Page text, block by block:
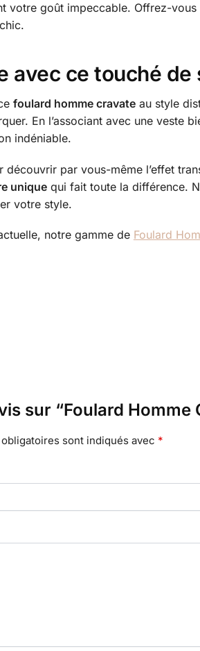
votre goût impeccable. Offrez-
avec ce touché
foulard homme cravateau style
En l’associant avec une veste
indéniable.
par vous-même l’effet
uniquequi fait toute la différence.
votre style.
notre gamme de Foulard
sur “Foulard Homme
sont indiqués avec *